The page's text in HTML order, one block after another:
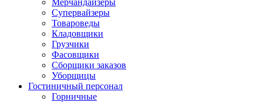
Мерчандайзеры
Супервайзеры
Товароведы
Кладовщики
Грузчики
Фасовщики
Сборщики заказов
Уборщицы
Гостиничный персонал
Горничные